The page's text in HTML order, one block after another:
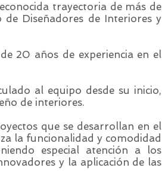
trayectoria de más de
Diseñadores de Interiores y
20 años de experiencia en el
al equipo desde su inicio,
de interiores.
que se desarrollan en el
la funcionalidad y comodidad
especial atención a los
y la aplicación de las